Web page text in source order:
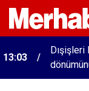
13:03
Dışişleri